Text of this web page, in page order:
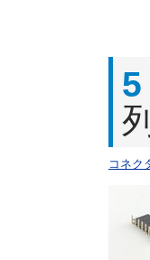
5
コネク